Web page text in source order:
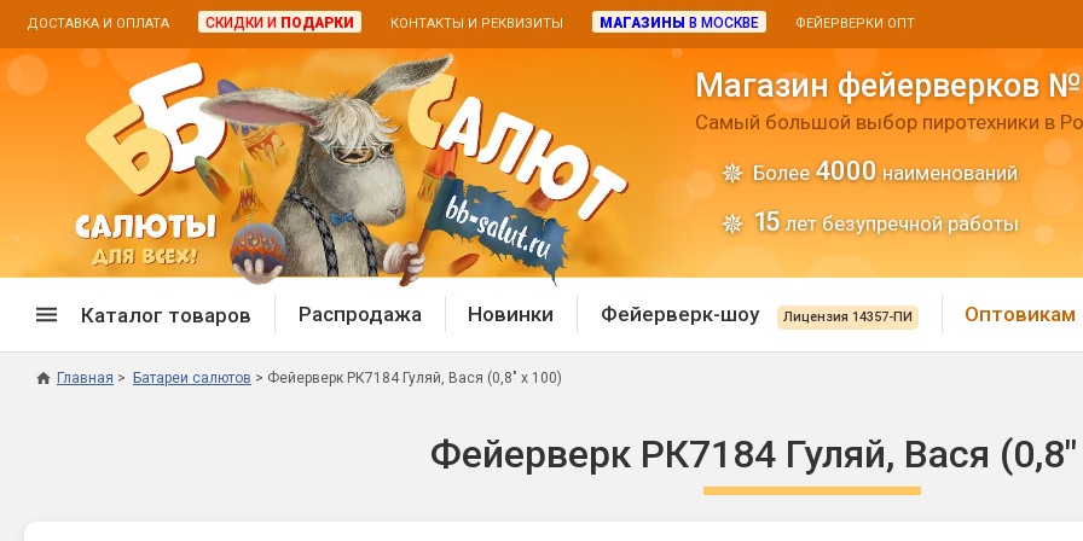
ДОСТАВКА И ОПЛАТА СКИДКИ И ПОДАРКИ КОНТАКТЫ И РЕКВИЗИТЫ МАГАЗИНЫ В МОСКВЕ ФЕЙЕРВЕРКИ ОПТ
Магазин фейерверков
Самый большой выбор пиротехники в
Более 4000 наименований
15 лет безупречной работы
Каталог товаров
Дневные батареи
Хлопушки и
Распродажа Новинки Фейерверк-шоу Лицензия 14357-ПИ Оптовикам
Главная Батареи салютов Фейерверк РК7184 Гуляй, Вася (0,8" х 100)
Фейерверк РК7184 Гуляй, Вася